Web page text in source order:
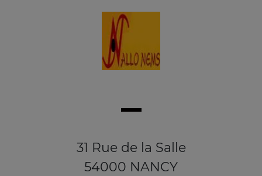
31 Rue de la Salle
54000 NANCY